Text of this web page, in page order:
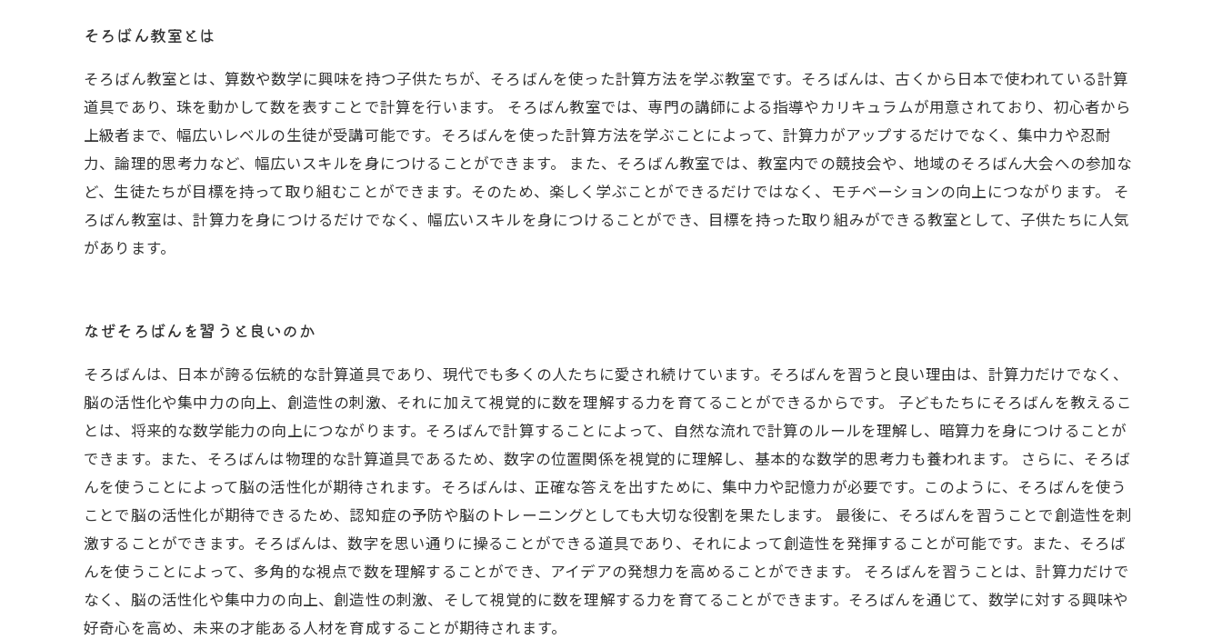
そろばん教室とは
そろばん教室とは、算数や数学に興味を持つ子供たちが、そろばんを使った計算方法を学ぶ教室です。そろばんは、古くから日本で使われている計算
道具であり、珠を動かして数を表すことで計算を行います。 そろばん教室では、専門の講師による指導やカリキュラムが用意されており、初心者から
上級者まで、幅広いレベルの生徒が受講可能です。そろばんを使った計算方法を学ぶことによって、計算力がアップするだけでなく、集中力や忍耐
力、論理的思考力など、幅広いスキルを身につけることができます。 また、そろばん教室では、教室内での競技会や、地域のそろばん大会への参加な
ど、生徒たちが目標を持って取り組むことができます。そのため、楽しく学ぶことができるだけではなく、モチベーションの向上につながります。 そ
ろばん教室は、計算力を身につけるだけでなく、幅広いスキルを身につけることができ、目標を持った取り組みができる教室として、子供たちに人気
があります。
なぜそろばんを習うと良いのか
そろばんは、日本が誇る伝統的な計算道具であり、現代でも多くの人たちに愛され続けています。そろばんを習うと良い理由は、計算力だけでなく、
脳の活性化や集中力の向上、創造性の刺激、それに加えて視覚的に数を理解する力を育てることができるからです。 子どもたちにそろばんを教えるこ
とは、将来的な数学能力の向上につながります。そろばんで計算することによって、自然な流れで計算のルールを理解し、暗算力を身につけることが
できます。また、そろばんは物理的な計算道具であるため、数字の位置関係を視覚的に理解し、基本的な数学的思考力も養われます。 さらに、そろば
んを使うことによって脳の活性化が期待されます。そろばんは、正確な答えを出すために、集中力や記憶力が必要です。このように、そろばんを使う
ことで脳の活性化が期待できるため、認知症の予防や脳のトレーニングとしても大切な役割を果たします。 最後に、そろばんを習うことで創造性を刺
激することができます。そろばんは、数字を思い通りに操ることができる道具であり、それによって創造性を発揮することが可能です。また、そろば
んを使うことによって、多角的な視点で数を理解することができ、アイデアの発想力を高めることができます。 そろばんを習うことは、計算力だけで
なく、脳の活性化や集中力の向上、創造性の刺激、そして視覚的に数を理解する力を育てることができます。そろばんを通じて、数学に対する興味や
好奇心を高め、未来の才能ある人材を育成することが期待されます。